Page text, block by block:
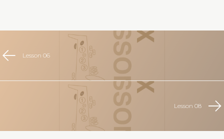
Lesson 06
Lesson 08